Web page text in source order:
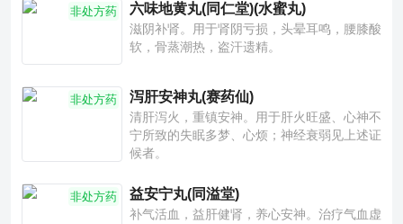
非处方药 六味地黄丸(同仁堂)(水蜜丸)
滋阴补肾。用于肾阴亏损，头晕耳鸣，腰膝酸
软，骨蒸潮热，盗汗遗精。
非处方药 泻肝安神丸(赛药仙)
清肝泻火，重镇安神。用于肝火旺盛、心神不
宁所致的失眠多梦、心烦；神经衰弱见上述证
候者。
非处方药 益安宁丸(同溢堂)
补气活血，益肝健肾，养心安神。治疗气血虚